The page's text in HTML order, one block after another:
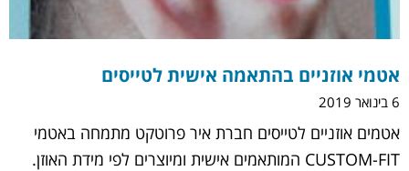
אטמי אוזניים בהתאמה אישית לטייסים
6 בינואר 2019
אטמים אוזניים לטייסים חברת איר פרוטקט מתמחה באטמי
CUSTOM-FIT המותאמים אישית ומיוצרים לפי מידת האוזן.